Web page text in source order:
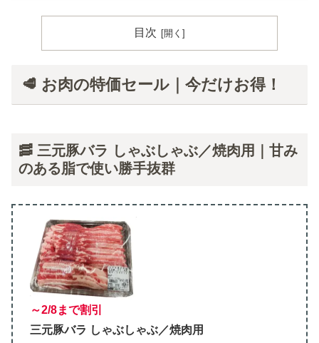
目次
🥩 お肉の特価セール｜今だけお得！
🥓 三元豚バラ しゃぶしゃぶ／焼肉用｜甘み
のある脂で使い勝手抜群
～2/8まで割引
三元豚バラ しゃぶしゃぶ／焼肉用